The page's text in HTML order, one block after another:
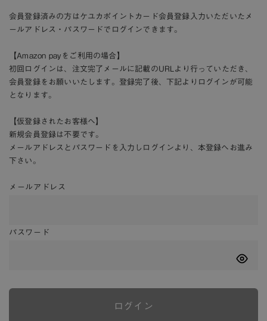
会員登録済みの方はケユカポイントカード会員登録入力いただいたメ
ールアドレス・パスワードでログインできます。
【Amazon payをご利用の場合】
初回ログインは、注文完了メールに記載のURLより行っていただき、
会員登録をお願いいたします。登録完了後、下記よりログインが可能
となります。
【仮登録されたお客様へ】
新規会員登録は不要です。
メールアドレスとパスワードを入力しログインより、本登録へお進み
下さい。
メールアドレス
パスワード
ログイン